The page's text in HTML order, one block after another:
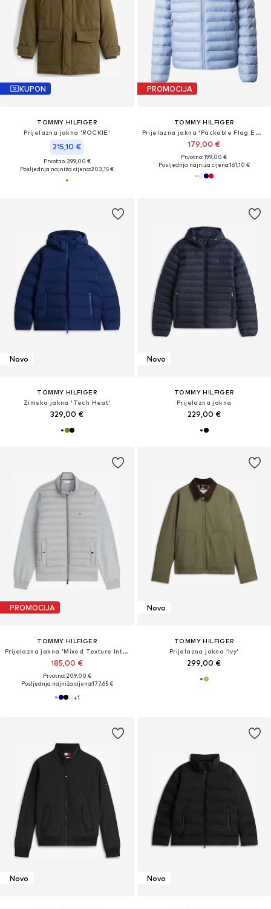
KUPON
TOMMY HILFIGER
Prijelazna jakna 'ROCKIE'
215,10 €
Prvotno: 399,00 €
Posljednja najniža cijena:203,15 €
PROMOCIJA
TOMMY HILFIGER
Prijelazna jakna 'Packable Flag Embroidery Padded'
179,00 €
Prvotno: 199,00 €
Posljednja najniža cijena:161,10 €
Novo
TOMMY HILFIGER
Zimska jakna 'Tech Heat'
329,00 €
Novo
TOMMY HILFIGER
Prijelazna jakna
229,00 €
PROMOCIJA
TOMMY HILFIGER
Prijelazna jakna 'Mixed Texture Intechno Zip-thru'
185,00 €
Prvotno: 209,00 €
Posljednja najniža cijena:177,65 €
+1
Novo
TOMMY HILFIGER
Prijelazna jakna 'Ivy'
299,00 €
Novo Novo